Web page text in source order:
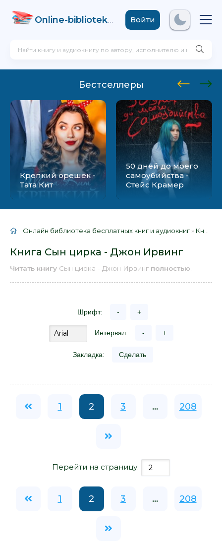
Online-biblioteka .comВойти
Бестселлеры
Крепкий орешек -
Тата Кит
50 дней до моего
самоубийства -
Стейс Крамер
Онлайн библиотека бесплатных книг и аудиокниг » Книги
Книга Сын цирка - Джон Ирвинг
Читать книгу Сын цирка - Джон Ирвинг полностью
Шрифт: - +
Интервал: - +
Закладка: Сделать
1 2 3 ... 208
Перейти на страницу:
1 2 3 ... 208